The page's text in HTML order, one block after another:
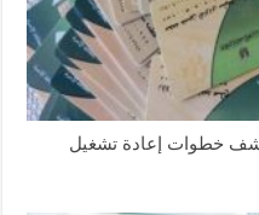
خطوات إعادة تشغيل